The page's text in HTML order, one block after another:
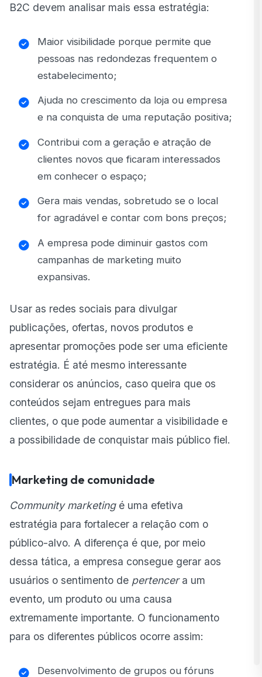
B2C devem analisar mais essa estratégia:
Maior visibilidade porque permite que
pessoas nas redondezas frequentem o
estabelecimento;
Ajuda no crescimento da loja ou empresa
e na conquista de uma reputação positiva;
Contribui com a geração e atração de
clientes novos que ficaram interessados
em conhecer o espaço;
Gera mais vendas, sobretudo se o local
for agradável e contar com bons preços;
A empresa pode diminuir gastos com
campanhas de marketing muito
expansivas.
Usar as redes sociais para divulgar
publicações, ofertas, novos produtos e
apresentar promoções pode ser uma eficiente
estratégia. É até mesmo interessante
considerar os anúncios, caso queira que os
conteúdos sejam entregues para mais
clientes, o que pode aumentar a visibilidade e
a possibilidade de conquistar mais público fiel.
Marketing de comunidade
Community marketingé uma efetiva
estratégia para fortalecer a relação com o
público-alvo. A diferença é que, por meio
dessa tática, a empresa consegue gerar aos
usuários o sentimento de pertencera um
evento, um produto ou uma causa
extremamente importante. O funcionamento
para os diferentes públicos ocorre assim:
Desenvolvimento de grupos ou fóruns